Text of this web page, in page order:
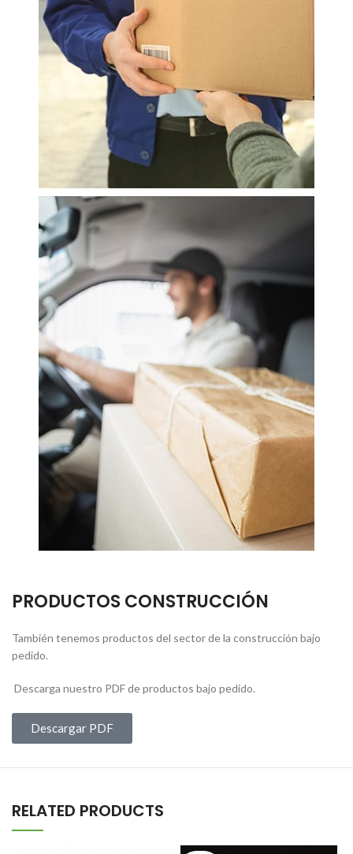
PRODUCTOS CONSTRUCCIÓN
También tenemos productos del sector de la construcción bajo
pedido.
Descarga nuestro PDF de productos bajo pedido.
Descargar PDF
RELATED PRODUCTS